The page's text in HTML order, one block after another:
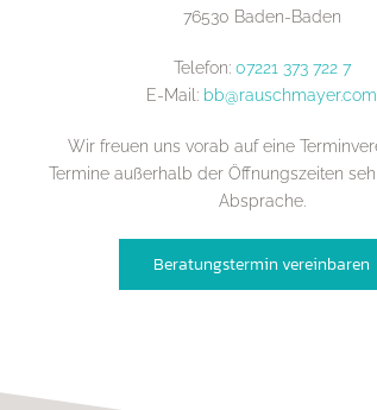
76530 Baden-Baden
Telefon: 07221 373 722 7
E-Mail: bb@rauschmayer.com
Wir freuen uns vorab auf eine
Termine außerhalb der Öffnungszeiten
Absprache.
Beratungstermin vereinbaren